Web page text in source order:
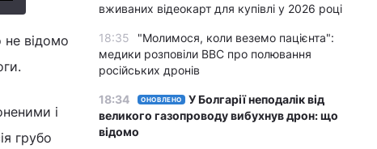
відомо
і
грубо
вживаних відеокарт для купівлі у 2026 році
18:35
"Молимося, коли веземо пацієнта":
медики розповіли BBC про полювання
російських дронів
18:34 ОНОВЛЕНО
У Болгарії неподалік від
великого газопроводу вибухнув дрон: що
відомо